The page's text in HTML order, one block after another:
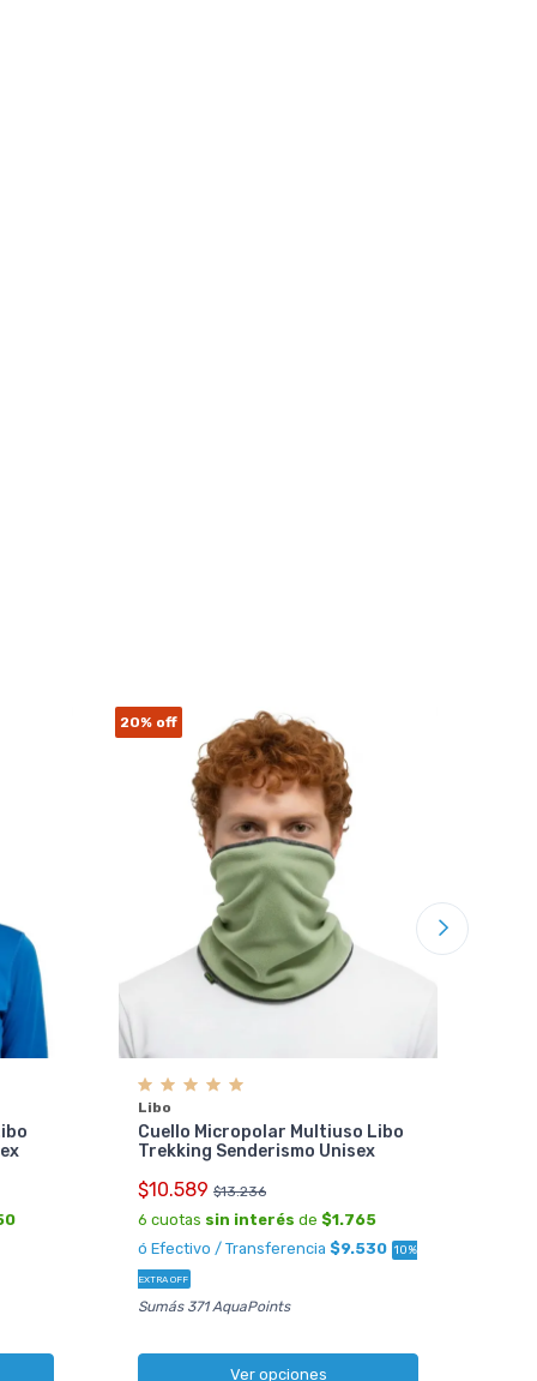
20% off
Libo
Cuello Micropolar Multiuso Libo
Trekking Senderismo Unisex
$10.589 $13.236
6 cuotas sin interés de $1.765
ó Efectivo / Transferencia $9.530 10%
EXTRA OFF
Sumás 371 AquaPoints
Ver opciones